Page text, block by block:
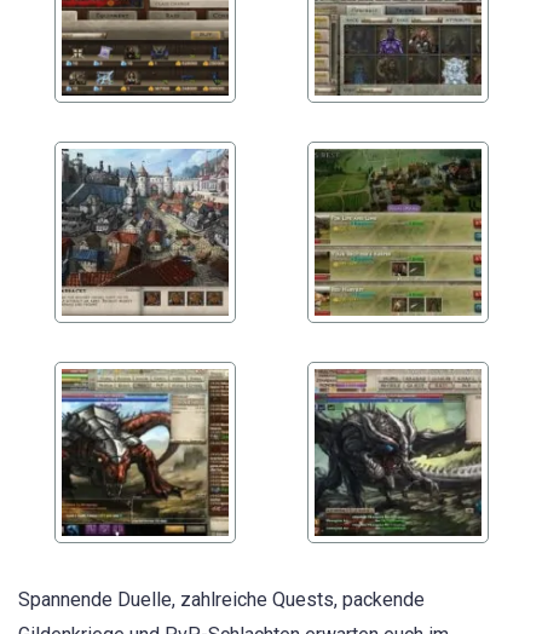
Spannende Duelle, zahlreiche Quests, packende